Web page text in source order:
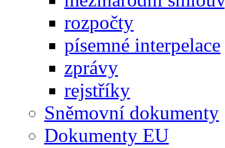
rozpočty
písemné interpelace
zprávy
rejstříky
Sněmovní dokumenty
Dokumenty EU